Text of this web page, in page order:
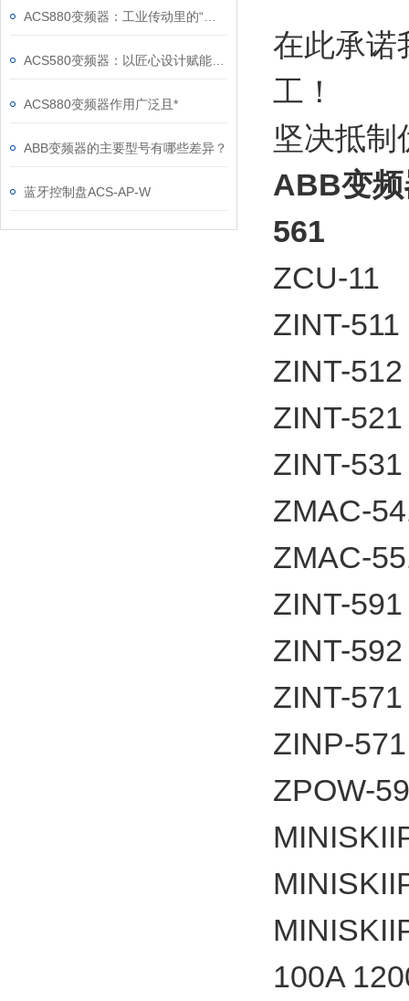
ACS880变频器作用广泛且*
ABB变频器的主要型号有哪些差异？
蓝牙控制盘ACS-AP-W
在此承诺
工！
坚决抵
ABB变
561
ZCU-11
ZINT-
ZINT-
ZINT-
ZINT-
ZMAC-
ZMAC-
ZINT-
ZINT-
ZINT-
ZINP-
ZPOW-
100A